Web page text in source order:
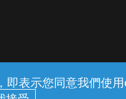
表示您同意我們使